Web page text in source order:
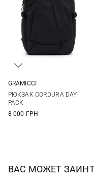
GRAMICCI
РЮКЗАК CORDURA DAY
PACK
8 000 ГРН
ВАС МОЖЕТ